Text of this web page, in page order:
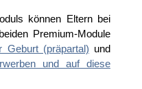
können Eltern bei
Premium-Module
Geburt (präpartal) und
und auf diese